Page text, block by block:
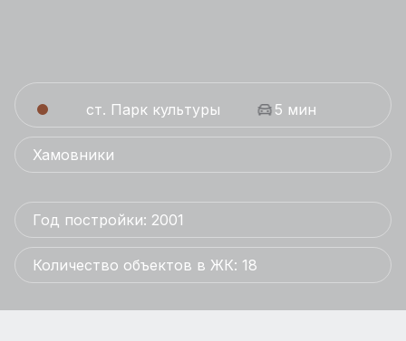
ст. Парк культуры 5 мин
Хамовники
Год постройки: 2001
Количество объектов в ЖК: 18